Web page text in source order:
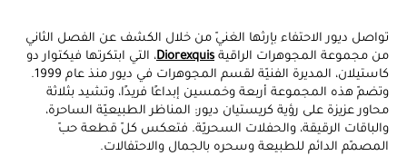
تواصل ديور الاحتفاء بإرثها الغنيّ من خلال الكشف عن الفصل الثاني
من مجموعة المجوهرات الراقيةDiorexquis، التي ابتكرتها فيكتوار دو
كاستيلان، المديرة الفنيّة لقسم المجوهرات في ديور منذ عام 1999.
وتضمّ هذه المجموعة أربعة وخمسين إبداعًا فريدًا، وتشيد بثلاثة
محاور عزيزة على رؤية كريستيان ديور: المناظر الطبيعيّة الساحرة،
والباقات الرقيقة، والحفلات السحريّة. فتعكس كلّ قطعة حبّ
المصمّم الدائم للطبيعة وسحره بالجمال والاحتفالات.